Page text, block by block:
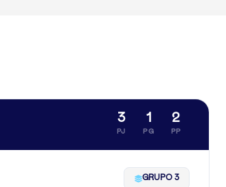
3
PJ
1
PG
2
PP
GRUPO 3